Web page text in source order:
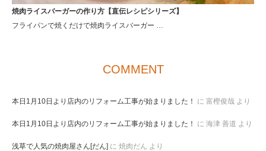
焼肉ライスバーガーの作り方【直伝レシピシリーズ】
フライパンで焼くだけで焼肉ライスバーガー …
COMMENT
本日1月10日より店内のリフォーム工事が始まりました！ に 富樫俊哉 より
本日1月10日より店内のリフォーム工事が始まりました！ に 海津 善道 より
浅草で人気の焼肉屋さん[だん] に 焼肉だん より